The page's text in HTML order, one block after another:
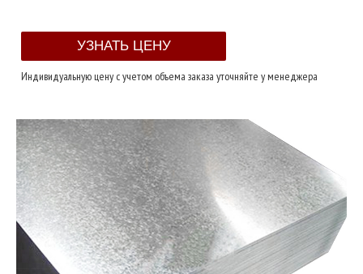
Индивидуальную цену с учетом объема заказа уточняйте у менеджера